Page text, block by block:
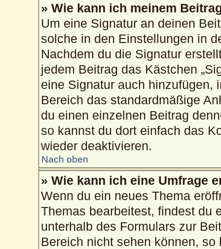
» Wie kann ich meinem
Um eine Signatur an deinen
solche in den Einstellungen in
Nachdem du die Signatur
jedem Beitrag das Kästchen
eine Signatur auch hinzufügen,
Bereich das standardmäßige
du einen einzelnen Beitrag
so kannst du dort einfach das
wieder deaktivieren.
Nach oben
» Wie kann ich eine Umfrage
Wenn du ein neues Thema
Themas bearbeitest, findest du
unterhalb des Formulars zur
Bereich nicht sehen können,